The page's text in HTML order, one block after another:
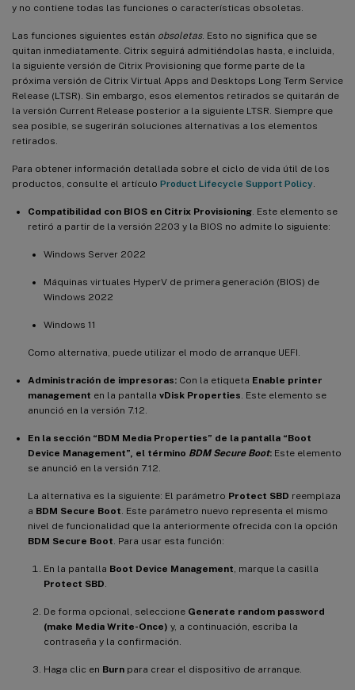
y no contiene todas las funciones o características obsoletas.
Las funciones siguientes están obsoletas. Esto no significa que se
quitan inmediatamente. Citrix seguirá admitiéndolas hasta, e incluida,
la siguiente versión de Citrix Provisioning que forme parte de la
próxima versión de Citrix Virtual Apps and Desktops Long Term Service
Release (LTSR). Sin embargo, esos elementos retirados se quitarán de
la versión Current Release posterior a la siguiente LTSR. Siempre que
sea posible, se sugerirán soluciones alternativas a los elementos
retirados.
Para obtener información detallada sobre el ciclo de vida útil de los
productos, consulte el artículo Product Lifecycle Support Policy
Compatibilidad con BIOS en Citrix Provisioning . Este elemento se
retiró a partir de la versión 2203 y la BIOS no admite lo siguiente:
Windows Server 2022
Máquinas virtuales HyperV de primera generación (BIOS) de
Windows 2022
Windows 11
Como alternativa, puede utilizar el modo de arranque UEFI.
Administración de impresoras: Con la etiqueta Enable printer
management en la pantalla vDisk Properties . Este elemento se
anunció en la versión 7.12.
En la sección “BDM Media Properties” de la pantalla “Boot
Device Management”, el término BDM Secure Boot: Este elemento
se anunció en la versión 7.12.
La alternativa es la siguiente: El parámetro Protect SBD reemplaza
a BDM Secure Boot . Este parámetro nuevo representa el mismo
nivel de funcionalidad que la anteriormente ofrecida con la opción
BDM Secure Boot . Para usar esta función:
En la pantalla Boot Device Management , marque la casilla
Protect SBD
De forma opcional, seleccione Generate random password
(make Media Write-Once) y, a continuación, escriba la
contraseña y la confirmación.
Haga clic en Burn para crear el dispositivo de arranque.